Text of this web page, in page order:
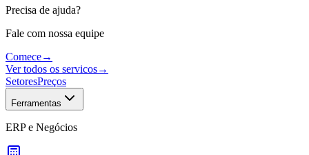
Precisa de ajuda?
Fale com nossa equipe
Comece→
Ver todos os servicos→
SetoresPreços
Ferramentas
ERP e Negócios